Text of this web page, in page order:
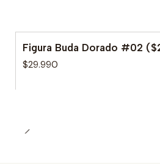
Figura Buda Dorado #02
$29.990